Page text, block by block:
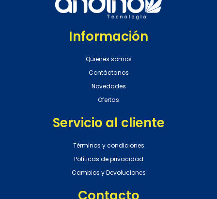
Información
Quienes somos
Contáctanos
Novedades
Ofertas
Servicio al cliente
Términos y condiciones
Políticas de privacidad
Cambios y Devoluciones